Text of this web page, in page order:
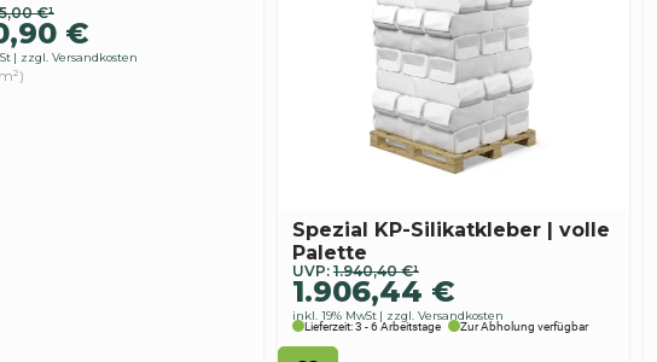
€¹
€
€
€.
zzgl. Versandkosten
Spezial KP-Silikatkleber | volle
Palette
UVP: 1.940,40€¹
Ursprünglicher
Preis
war:
1.940,40 €
1.906,44 €
Aktueller
Preis
ist:
1.906,44 €.
inkl. 19% MwSt zzgl. Versandkosten
Lieferzeit: 3 - 6 Arbeitstage Zur Abholung verfügbar